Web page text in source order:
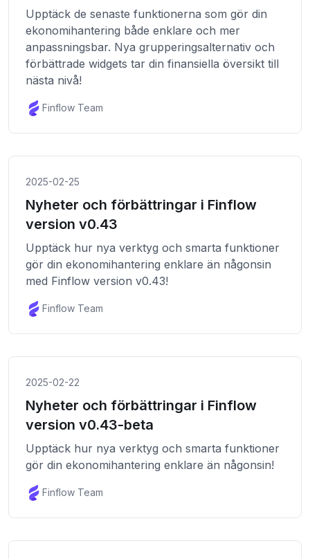
Upptäck de senaste funktionerna som gör din
ekonomihantering både enklare och mer
anpassningsbar. Nya grupperingsalternativ och
förbättrade widgets tar din finansiella översikt till
nästa nivå!
Finflow Team
2025-02-25
Nyheter och förbättringar i Finflow
version v0.43
Upptäck hur nya verktyg och smarta funktioner
gör din ekonomihantering enklare än någonsin
med Finflow version v0.43!
Finflow Team
2025-02-22
Nyheter och förbättringar i Finflow
version v0.43-beta
Upptäck hur nya verktyg och smarta funktioner
gör din ekonomihantering enklare än någonsin!
Finflow Team